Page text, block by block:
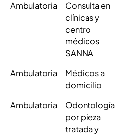
Ambulatoria
Consulta en
clínicas y
centro
médicos
SANNA
Ambulatoria
Médicos a
domicilio
Ambulatoria
Odontología
por pieza
tratada y